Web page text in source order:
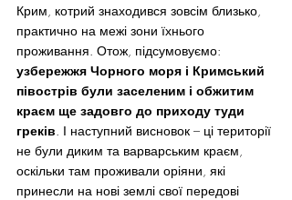
Крим, котрий знаходився зовсім близько,
практично на межі зони їхнього
проживання. Отож, підсумовуємо:
узбережжя Чорного моря і Кримський
півострів були заселеним і обжитим
краєм ще задовго до приходу туди
греків . І наступний висновок – ці території
не були диким та варварським краєм,
оскільки там проживали оріяни, які
принесли на нові землі свої передові